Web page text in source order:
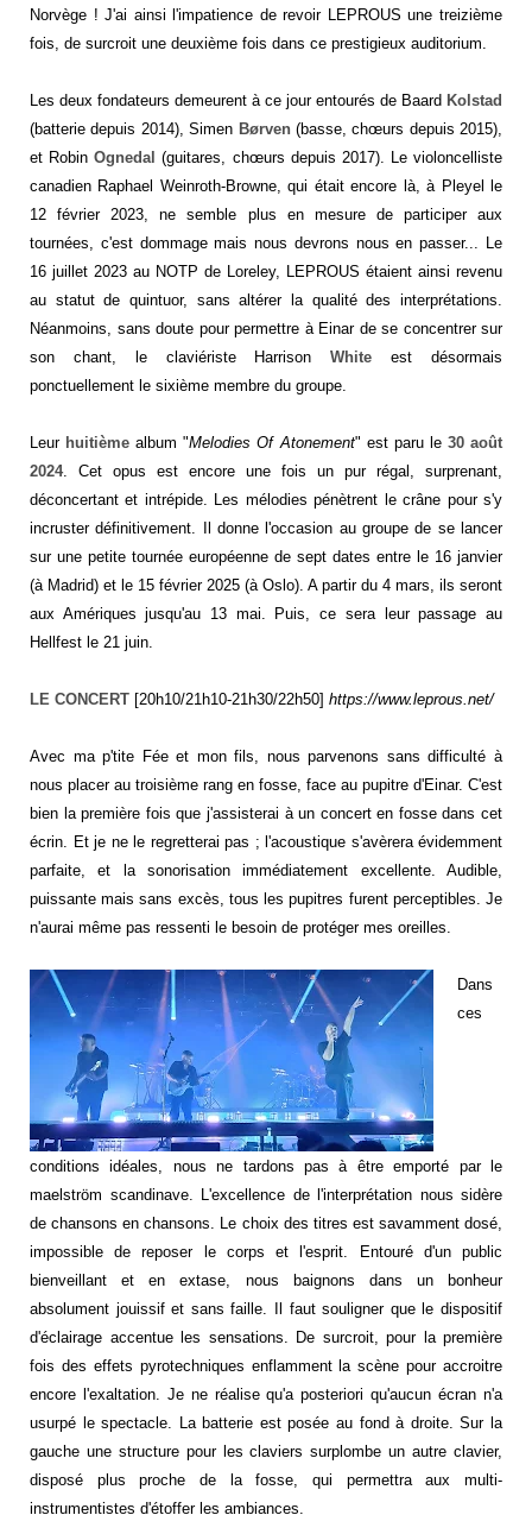
Norvège ! J'ai ainsi l'impatience de revoir LEPROUS une treizième
fois, de surcroit une deuxième fois dans ce prestigieux auditorium.
Les deux fondateurs demeurent à ce jour entourés de Baard Kolstad
(batterie depuis 2014), Simen Børven(basse, chœurs depuis 2015),
et RobinOgnedal (guitares, chœurs depuis 2017). Le violoncelliste
canadien Raphael Weinroth-Browne, qui était encore là, à Pleyel le
12 février 2023, ne semble plus en mesure de participer aux
tournées, c'est dommage mais nous devrons nous en passer... Le
16 juillet 2023 au NOTP de Loreley, LEPROUS étaient ainsi revenu
au statut de quintuor, sans altérer la qualité des interprétations.
Néanmoins, sans doute pour permettre à Einar de se concentrer sur
son chant, le claviériste HarrisonWhite est désormais
ponctuellement le sixième membre du groupe.
Leur huitième album "Melodies Of Atonement" est paru le 30 août
2024. Cet opus est encore une fois un pur régal, surprenant,
déconcertant et intrépide. Les mélodies pénètrent le crâne pour s'y
incruster définitivement. Il donne l'occasion au groupe de se lancer
sur une petite tournée européenne de sept dates entre le 16 janvier
(à Madrid) et le 15 février 2025 (à Oslo). A partir du 4 mars, ils seront
aux Amériques jusqu'au 13 mai. Puis, ce sera leur passage au
Hellfest le 21 juin.
LE CONCERT [20h10/21h10-21h30/22h50] https://www.leprous.net/
Avec ma p'tite Fée et mon fils, nous parvenons sans difficulté à
nous placer au troisième rang en fosse, face au pupitre d'Einar. C'est
bien la première fois que j'assisterai à un concert en fosse dans cet
écrin. Et je ne le regretterai pas ; l'acoustique s'avèrera évidemment
parfaite, et la sonorisation immédiatement excellente. Audible,
puissante mais sans excès, tous les pupitres furent perceptibles. Je
n'aurai même pas ressenti le besoin de protéger mes oreilles.
Dans
ces
conditions idéales, nous ne tardons pas à être emporté par le
maelström scandinave. L'excellence de l'interprétation nous sidère
de chansons en chansons. Le choix des titres est savamment dosé,
impossible de reposer le corps et l'esprit. Entouré d'un public
bienveillant et en extase, nous baignons dans un bonheur
absolument jouissif et sans faille. Il faut souligner que le dispositif
d'éclairage accentue les sensations. De surcroit, pour la première
fois des effets pyrotechniques enflamment la scène pour accroitre
encore l'exaltation. Je ne réalise qu'a posteriori qu'aucun écran n'a
usurpé le spectacle. La batterie est posée au fond à droite. Sur la
gauche une structure pour les claviers surplombe un autre clavier,
disposé plus proche de la fosse, qui permettra aux multi-
instrumentistes d'étoffer les ambiances.